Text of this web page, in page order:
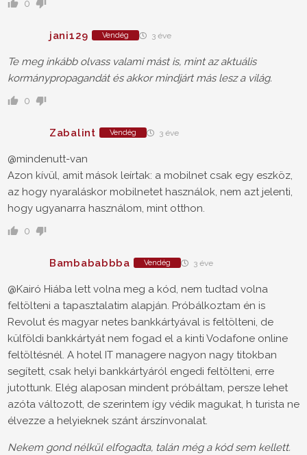
0
jani129 Vendég 3 éve
Te meg inkább olvass valami mást is, mint az aktuális
kormánypropagandát és akkor mindjárt más lesz a világ.
0
Zabalint Vendég 3 éve
@mindenutt-van
Azon kívül, amit mások leírtak: a mobilnet csak egy eszköz,
az hogy nyaraláskor mobilnetet használok, nem azt jelenti,
hogy ugyanarra használom, mint otthon.
0
Bambababbba Vendég 3 éve
@Kairó Hiába lett volna meg a kód, nem tudtad volna
feltölteni a tapasztalatim alapján. Próbálkoztam én is
Revolut és magyar netes bankkártyával is feltölteni, de
külföldi bankkártyát nem fogad el a kinti Vodafone online
feltöltésnél. A hotel IT managere nagyon nagy titokban
segített, csak helyi bankkártyáról engedi feltölteni, erre
jutottunk. Elég alaposan mindent próbáltam, persze lehet
azóta változott, de szerintem így védik magukat, h turista ne
élvezze a helyieknek szánt árszínvonalat.
Nekem gond nélkül elfogadta, talán még a kód sem kellett.